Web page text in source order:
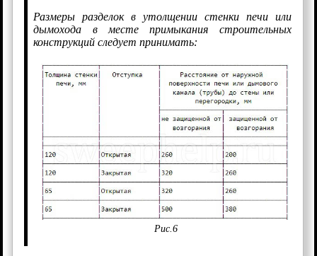
Размеры разделок в утолщении стенки печи или
дымохода в месте примыкания строительных
конструкций следует принимать:
Рис.6